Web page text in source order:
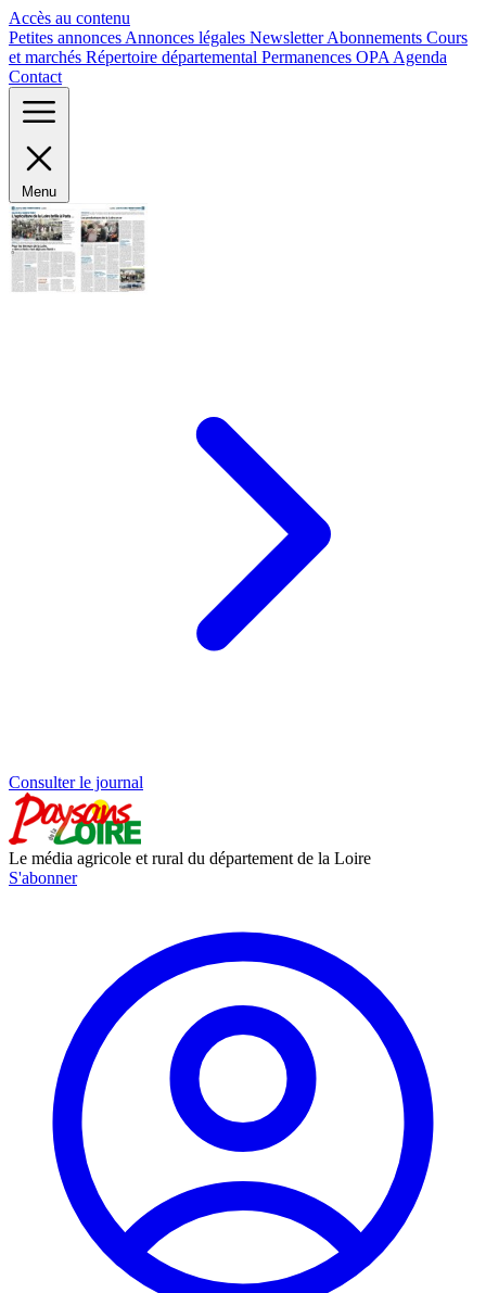
Accès au contenu
Petites annonces Annonces légales NewsletterAbonnements Cours
et marchés Répertoire départemental Permanences OPA Agenda
Contact
Menu
Consulter le journal
Le média agricole et rural du département de la Loire
S'abonner
Panneau de gestion des cookies